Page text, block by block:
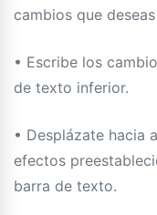
cambios que
• Escribe los
de texto inferior.
• Desplázate hacia
efectos
barra de texto.